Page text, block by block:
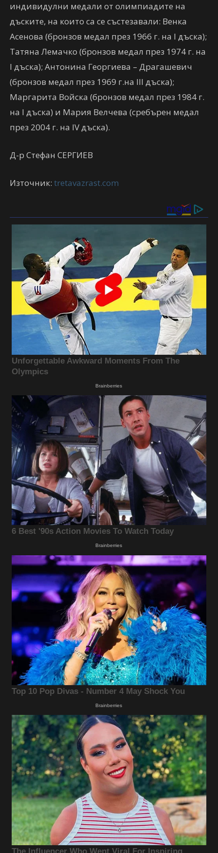
индивидулни медали от олимпиадите на
дъските, на които са се състезавали: Венка
Асенова (бронзов медал през 1966 г. на I дъска);
Татяна Лемачко (бронзов медал през 1974 г. на
I дъска); Антонина Георгиева – Драгашевич
(бронзов медал през 1969 г.на III дъска);
Маргарита Войска (бронзов медал през 1984 г.
на I дъска) и Мария Велчева (сребърен медал
през 2004 г. на IV дъска).
Д-р Стефан СЕРГИЕВ
Източник: tretavazrast.com